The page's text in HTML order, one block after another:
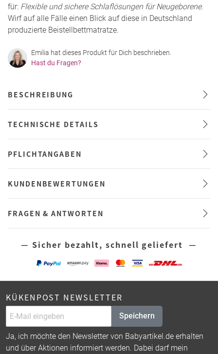
für: Flexible und sichere Schlaflösungen für Neugeborene.
Wirf auf alle Fälle einen Blick auf diese in Deutschland
produzierte Beistellbettmatratze.
Emilia hat dieses Produkt für Dich beschrieben.
Hast du Fragen?
BESCHREIBUNG
TECHNISCHE DETAILS
PFLICHTANGABEN
KUNDENBEWERTUNGEN
FRAGEN & ANTWORTEN
— Sicher bezahlt, schnell geliefert —
KÜKENPOST NEWSLETTER
Speichern
Ja, ich möchte den Newsletter von Babyartikel.de erhalten
und über Aktionen informiert werden. Dabei darf mein